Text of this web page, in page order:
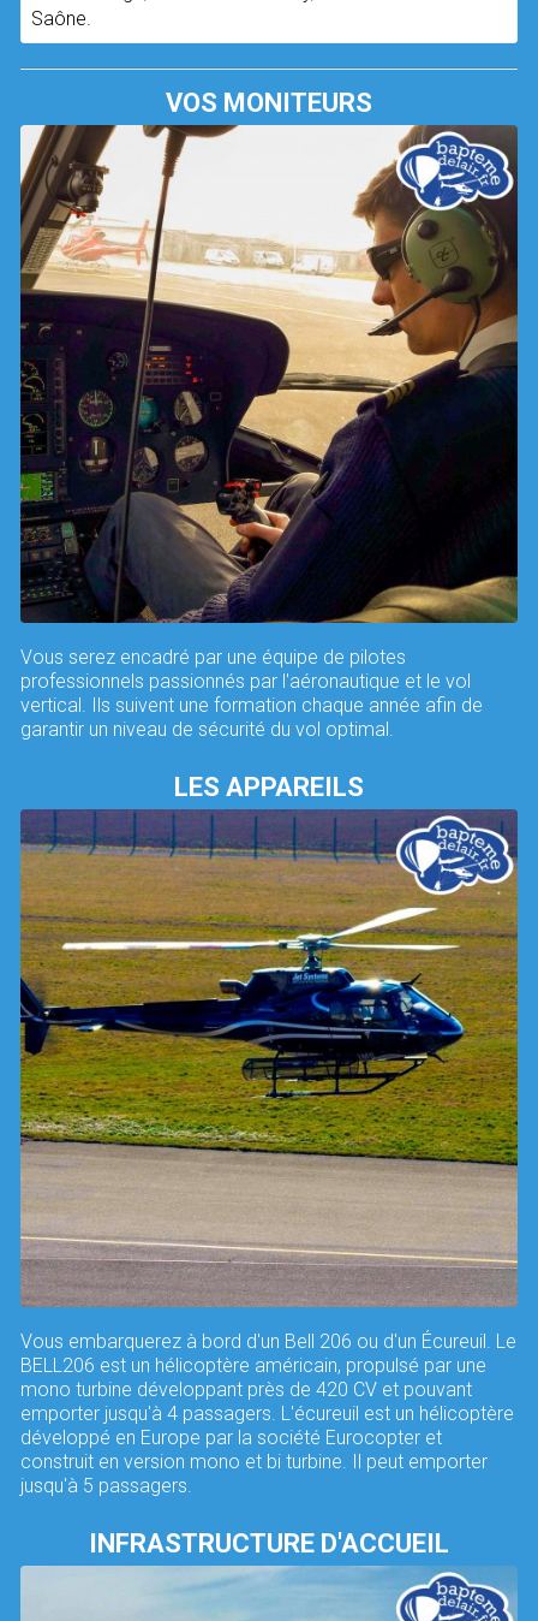
Saône.
VOS MONITEURS
Vous serez encadré par une équipe de pilotes
professionnels passionnés par l'aéronautique et le vol
vertical. Ils suivent une formation chaque année afin de
garantir un niveau de sécurité du vol optimal.
LES APPAREILS
Vous embarquerez à bord d'un Bell 206 ou d'un Écureuil. Le
BELL206 est un hélicoptère américain, propulsé par une
mono turbine développant près de 420 CV et pouvant
emporter jusqu'à 4 passagers. L'écureuil est un hélicoptère
développé en Europe par la société Eurocopter et
construit en version mono et bi turbine. Il peut emporter
jusqu'à 5 passagers.
INFRASTRUCTURE D'ACCUEIL